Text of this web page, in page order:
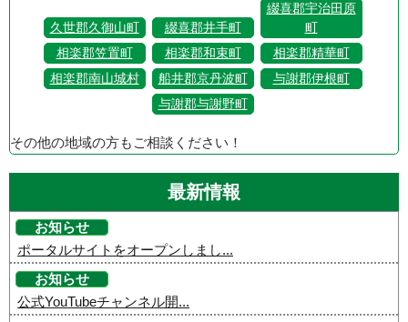
久世郡久御山町 綴喜郡井手町
綴喜郡宇治田原
町
相楽郡笠置町
相楽郡和束町
相楽郡精華町
相楽郡南山城村
船井郡京丹波町
与謝郡伊根町
与謝郡与謝野町
その他の地域の方もご相談ください！
最新情報
お知らせ
ポータルサイトをオープンしまし...
お知らせ
公式YouTubeチャンネル開...